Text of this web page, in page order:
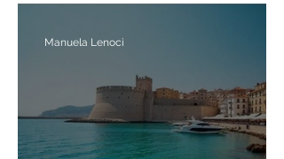
Manuela Lenoci